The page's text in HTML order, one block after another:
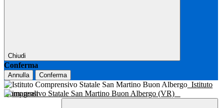
Chiudi
Conferma
Annulla Conferma
Istituto
Comprensivo Statale San Martino Buon Albergo (VR)